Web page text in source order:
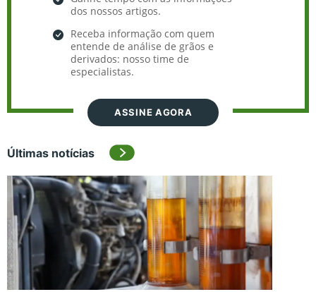
dos nossos artigos.
Receba informação com quem
entende de análise de grãos e
derivados: nosso time de
especialistas.
ASSINE AGORA
Últimas notícias